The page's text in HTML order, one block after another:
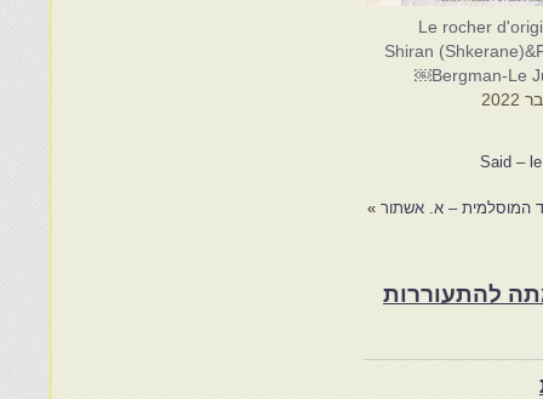
Le rocher
Shiran
Bergman-Le
Said –
המוסלמית – א. אשתור »
במרוקו בסוף המאה ה־19 ותרומתה להתעוררות